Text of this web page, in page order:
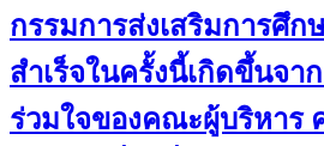
กรรมการส่งเสริมการศึก
สำเร็จในครั้งนี้เกิดขึ้นจา
ร่วมใจของคณะผู้บริหาร